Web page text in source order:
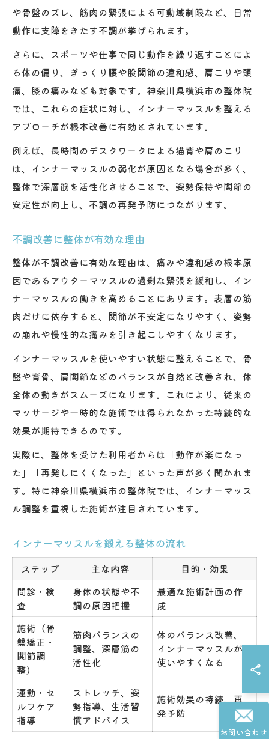
や骨盤のズレ、筋肉の緊張による可動域制限など、日常
動作に支障をきたす不調が挙げられます。
さらに、スポーツや仕事で同じ動作を繰り返すことによ
る体の偏り、ぎっくり腰や股関節の違和感、肩こりや頭
痛、膝の痛みなども対象です。神奈川県横浜市の整体院
では、これらの症状に対し、インナーマッスルを整える
アプローチが根本改善に有効とされています。
例えば、長時間のデスクワークによる猫背や肩のこり
は、インナーマッスルの弱化が原因となる場合が多く、
整体で深層筋を活性化させることで、姿勢保持や関節の
安定性が向上し、不調の再発予防につながります。
不調改善に整体が有効な理由
整体が不調改善に有効な理由は、痛みや違和感の根本原
因であるアウターマッスルの過剰な緊張を緩和し、イン
ナーマッスルの働きを高めることにあります。表層の筋
肉だけに依存すると、関節が不安定になりやすく、姿勢
の崩れや慢性的な痛みを引き起こしやすくなります。
インナーマッスルを使いやすい状態に整えることで、骨
盤や背骨、肩関節などのバランスが自然と改善され、体
全体の動きがスムーズになります。これにより、従来の
マッサージや一時的な施術では得られなかった持続的な
効果が期待できるのです。
実際に、整体を受けた利用者からは「動作が楽になっ
た」「再発しにくくなった」といった声が多く聞かれま
す。特に神奈川県横浜市の整体院では、インナーマッス
ル調整を重視した施術が注目されています。
インナーマッスルを鍛える整体の流れ
ステップ 主な内容
目的・効果
問診・検
査
身体の状態や不
調の原因把握
最適な施術計画の作
成
施術（骨
盤矯正・
関節調
整）
筋肉バランスの
調整、深層筋の
活性化
体のバランス改善、
インナーマッスルが
使いやすくなる
運動・セ
ルフケア
指導
ストレッチ、姿
勢指導、生活習
慣アドバイス
施術効果の持続、再
発予防
お問い合わせ